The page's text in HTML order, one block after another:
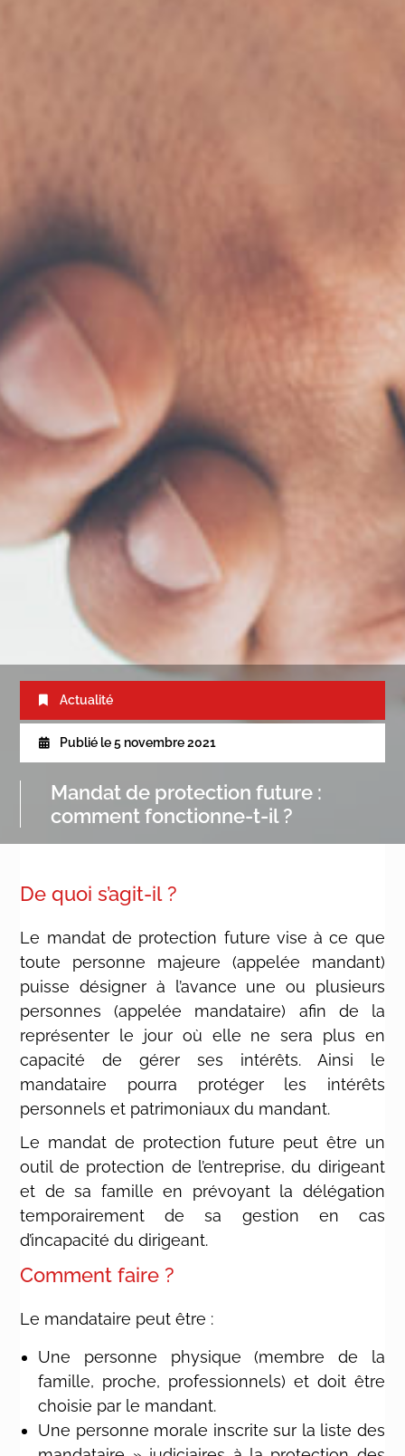
Actualité
Publié le 5 novembre 2021
Mandat de protection future :
comment fonctionne-t-il ?
De quoi s’agit-il ?
Le mandat de protection future vise à ce que
toute personne majeure (appelée mandant)
puisse désigner à l’avance une ou plusieurs
personnes (appelée mandataire) afin de la
représenter le jour où elle ne sera plus en
capacité de gérer ses intérêts. Ainsi le
mandataire pourra protéger les intérêts
personnels et patrimoniaux du mandant.
Le mandat de protection future peut être un
outil de protection de l’entreprise, du dirigeant
et de sa famille en prévoyant la délégation
temporairement de sa gestion en cas
d’incapacité du dirigeant.
Comment faire ?
Le mandataire peut être :
Une personne physique (membre de la
famille, proche, professionnels) et doit être
choisie par le mandant.
Une personne morale inscrite sur la liste des